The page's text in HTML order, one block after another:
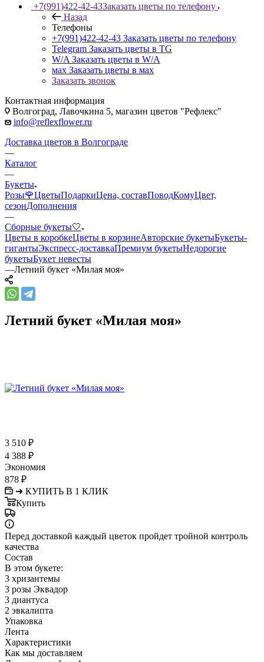
+7(991)422-42-43Заказать цветы по телефону
Назад
Телефоны
+7(991)422-42-43 Заказать цветы по телефону
Telegram Заказать цветы в TG
W/A Заказать цветы в W/A
мах Заказать цветы в мах
Заказать звонок
Контактная информация
Волгоград, Лавочкина 5, магазин цветов "Рефлекс"
info@reflexflower.ru
Доставка цветов в Волгограде
—
Каталог
—
Букеты
Розы🌹ЦветыПодаркиЦена, составПоводКомуЦвет,
сезонДополнения
—
Сборные букеты🤍
Цветы в коробкеЦветы в корзинеАвторские букетыБукеты-
гигантыЭкспресс-доставкаПремиум букетыНедорогие
букетыБукет невесты
—Летний букет «Милая моя»
Летний букет «Милая моя»
3 510 ₽
4 388 ₽
Экономия
878 ₽
➜ КУПИТЬ В 1 КЛИК
Купить
Перед доставкой каждый цветок пройдет тройной контроль
качества
Состав
В этом букете:
3 хризантемы
3 розы Эквадор
3 диантуса
2 эвкалипта
Упаковка
Лента
Характеристики
Как мы доставляем